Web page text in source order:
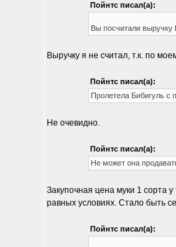
Пойнтс писал(а):
Вы посчитали выручку
Выручку я не считал, т.к. по
Пойнтс писал(а):
Пролетела Бибигуль с
Не очевидно.
Пойнтс писал(а):
Не может она
Закупочная цена муки 1 сорта
равных условиях. Стало быть
Пойнтс писал(а):